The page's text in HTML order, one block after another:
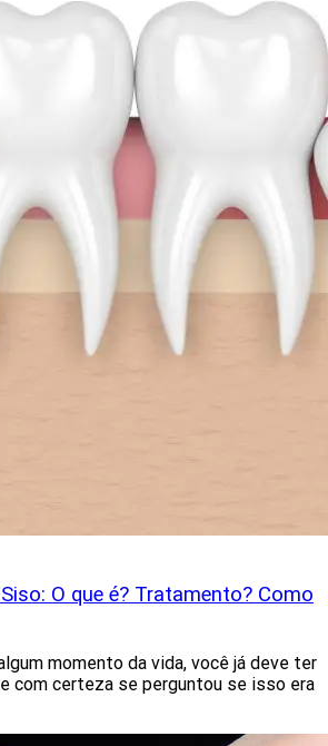
O que é? Tratamento? Como
momento da vida, você já deve ter
com certeza se perguntou se isso era